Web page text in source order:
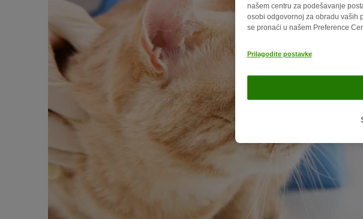
našem centru za podešavanje
osobi odgovornoj za obradu vaših
se pronaći u našem Preference
Prilagodite postavke